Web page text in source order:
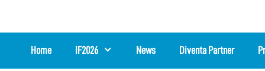
Home IF2026 News Diventa Partner